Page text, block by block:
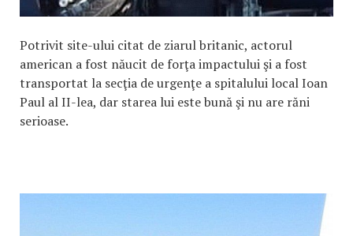
Potrivit site-ului citat de ziarul britanic, actorul
american a fost năucit de forţa impactului şi a fost
transportat la secţia de urgenţe a spitalului local Ioan
Paul al II-lea, dar starea lui este bună şi nu are răni
serioase.